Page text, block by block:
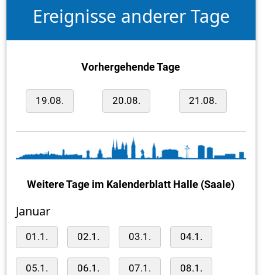
Ereignisse anderer Tage
Vorhergehende Tage
19.08. 20.08. 21.08.
Weitere Tage im Kalenderblatt Halle (Saale)
Januar
01.1. 02.1. 03.1. 04.1.
05.1. 06.1. 07.1. 08.1.